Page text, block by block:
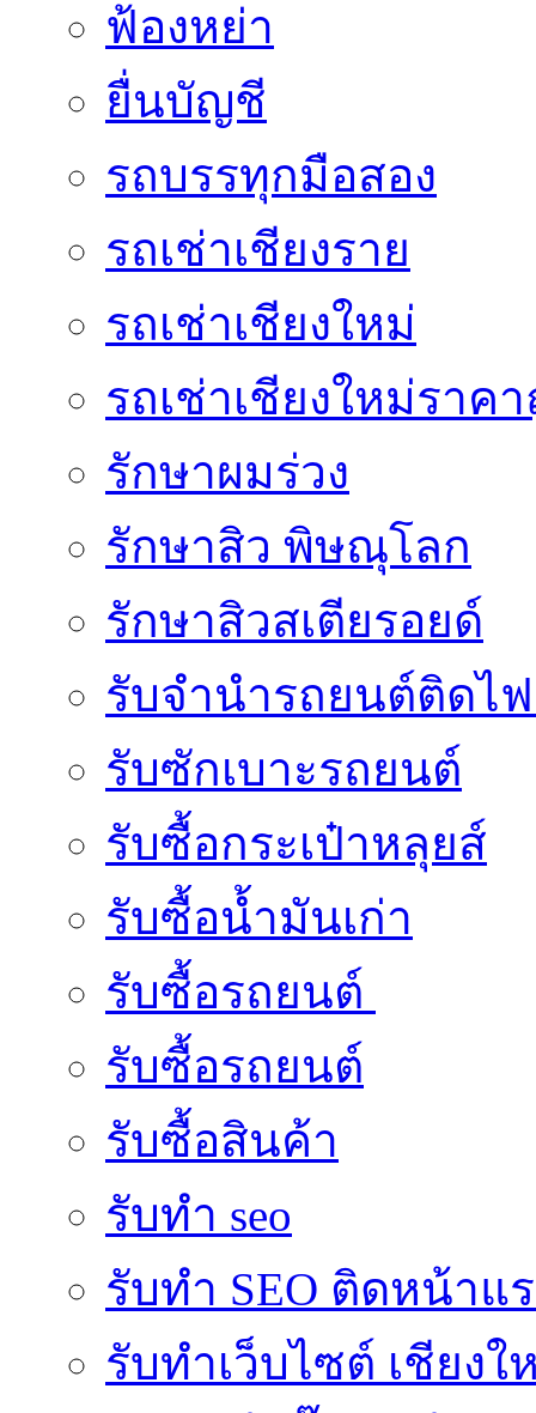
ฟ้องหย่า
ยื่นบัญชี
รถบรรทุกมือสอง
รถเช่าเชียงราย
รถเช่าเชียงใหม่
รถเช่าเชียงใหม่ราค
รักษาผมร่วง
รักษาสิว พิษณุโลก
รักษาสิวสเตียรอยด์
รับจํานํารถยนต์ติดไ
รับซักเบาะรถยนต์
รับซื้อกระเป๋าหลุยส์
รับซื้อน้ำมันเก่า
รับซื้อรถยนต์
รับซื้อรถยนต์
รับซื้อสินค้า
รับทำ seo
รับทำ SEO ติดหน้าแ
รับทำเว็บไซต์ เชียงใ